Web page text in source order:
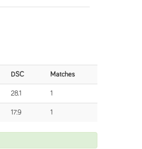
DSC Matches
28.1 1
17.9 1